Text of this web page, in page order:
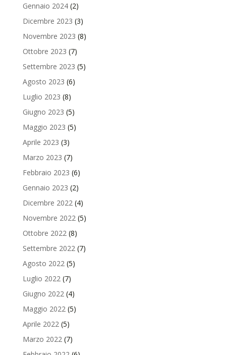
Gennaio 2024(2)
Dicembre 2023 (3)
Novembre 2023 (8)
Ottobre 2023 (7)
Settembre 2023 (5)
Agosto 2023 (6)
Luglio 2023 (8)
Giugno 2023 (5)
Maggio 2023 (5)
Aprile 2023 (3)
Marzo 2023 (7)
Febbraio 2023 (6)
Gennaio 2023 (2)
Dicembre 2022 (4)
Novembre 2022 (5)
Ottobre 2022 (8)
Settembre 2022 (7)
Agosto 2022 (5)
Luglio 2022 (7)
Giugno 2022 (4)
Maggio 2022 (5)
Aprile 2022 (5)
Marzo 2022 (7)